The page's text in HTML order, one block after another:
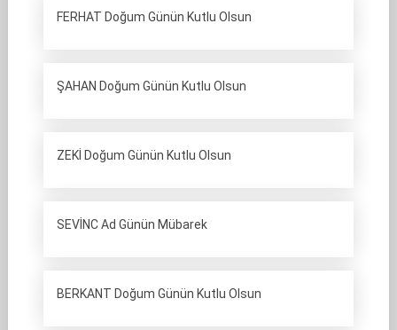
FERHAT Doğum Günün Kutlu Olsun
ŞAHAN Doğum Günün Kutlu Olsun
ZEKİ Doğum Günün Kutlu Olsun
SEVİNC Ad Günün Mübarek
BERKANT Doğum Günün Kutlu Olsun